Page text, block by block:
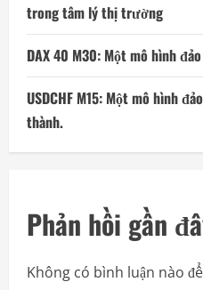
trong tâm lý thị trường
DAX 40 M30: Một mô hình
USDCHF M15: Một mô hình
thành.
Phản hồi gần
Không có bình luận nào